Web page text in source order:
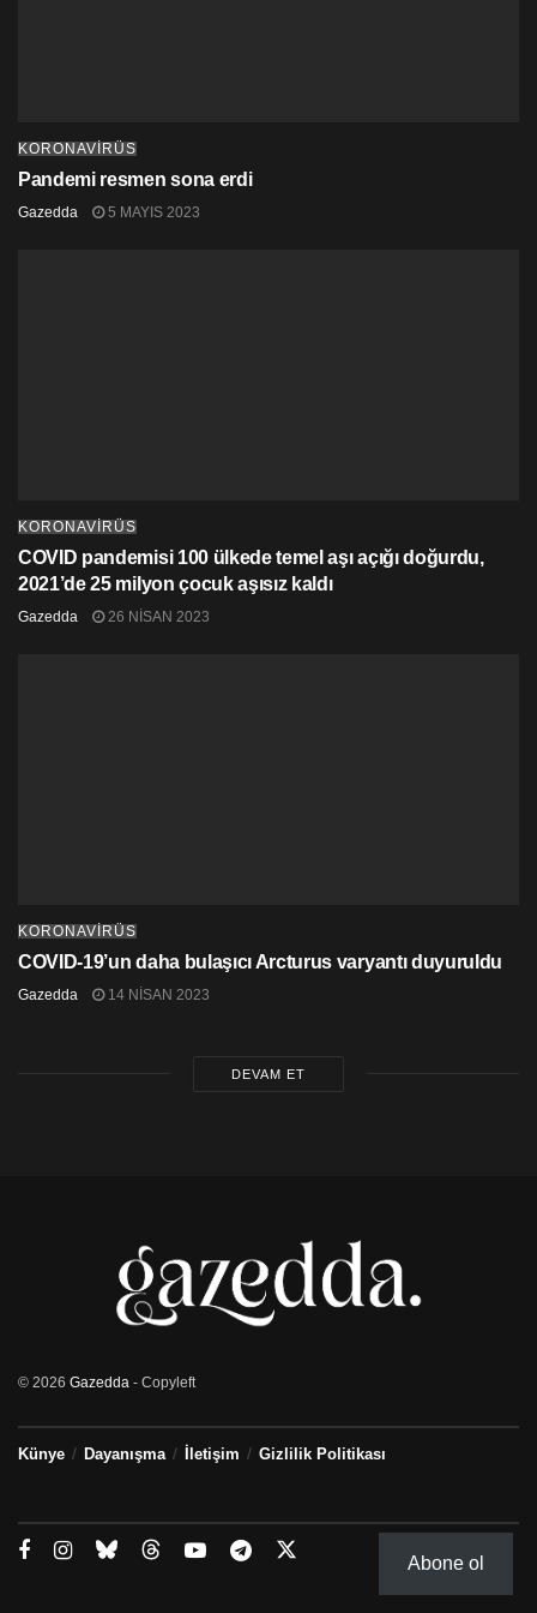
KORONAVİRÜS
Pandemi resmen sona erdi
Gazedda 5 MAYIS 2023
KORONAVİRÜS
COVID pandemisi 100 ülkede temel aşı açığı doğurdu,
2021’de 25 milyon çocuk aşısız kaldı
Gazedda 26 NISAN 2023
KORONAVİRÜS
COVID-19’un daha bulaşıcı Arcturus varyantı duyuruldu
Gazedda 14 NISAN 2023
DEVAM ET
© 2026 Gazedda - Copyleft
Künye Dayanışma İletişim Gizlilik Politikası
Abone ol